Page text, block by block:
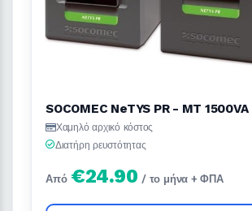
SOCOMEC NeTYS PR - MT 1500VA
Χαμηλό αρχικό κόστος
Διατήρη ρευστότητας
Από €24.90 / το μήνα + ΦΠΑ